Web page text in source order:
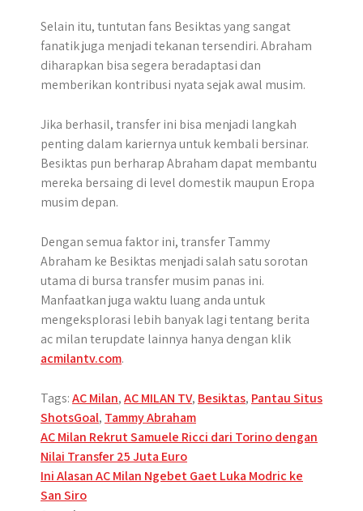
Selain itu, tuntutan fans Besiktas yang sangat
fanatik juga menjadi tekanan tersendiri. Abraham
diharapkan bisa segera beradaptasi dan
memberikan kontribusi nyata sejak awal musim.
Jika berhasil, transfer ini bisa menjadi langkah
penting dalam kariernya untuk kembali bersinar.
Besiktas pun berharap Abraham dapat membantu
mereka bersaing di level domestik maupun Eropa
musim depan.
Dengan semua faktor ini, transfer Tammy
Abraham ke Besiktas menjadi salah satu sorotan
utama di bursa transfer musim panas ini.
Manfaatkan juga waktu luang anda untuk
mengeksplorasi lebih banyak lagi tentang berita
ac milan terupdate lainnya hanya dengan klik
acmilantv.com.
Tags:AC Milan,AC MILAN TV, Besiktas, Pantau Situs
ShotsGoal, Tammy Abraham
Post
navigation
AC Milan Rekrut Samuele Ricci dari Torino dengan
Nilai Transfer 25 Juta Euro
Ini Alasan AC Milan Ngebet Gaet Luka Modric ke
San Siro